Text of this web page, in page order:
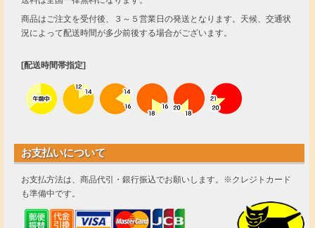
商品はご注文を受付後、３～５営業日の発送となります。天候、交通状
況によって配送時間が多少前後する場合がございます。
[配送時間帯指定]
お支払いについて
お支払方法は、商品代引・銀行振込でお願いします。※クレジトカード
も準備中です。